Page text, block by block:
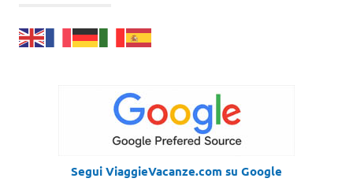
Segui ViaggieVacanze.com su Google